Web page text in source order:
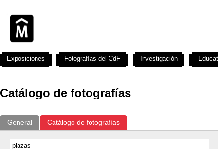
Catálogo de fotografías
General Catálogo de fotografías
Exposiciones Fotografías del CdF Investigación